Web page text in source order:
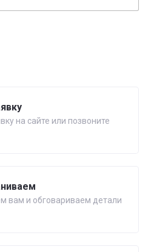
на сайте или позвоните
вам и обговариваем детали